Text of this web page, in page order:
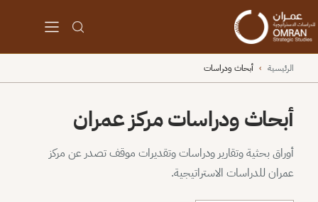
الرئيسية › أبحاث ودراسات
أبحاث ودراسات مركز عمران
أوراق بحثية وتقارير ودراسات وتقديرات موقف تصدر عن مركز
عمران للدراسات الاستراتيجية.